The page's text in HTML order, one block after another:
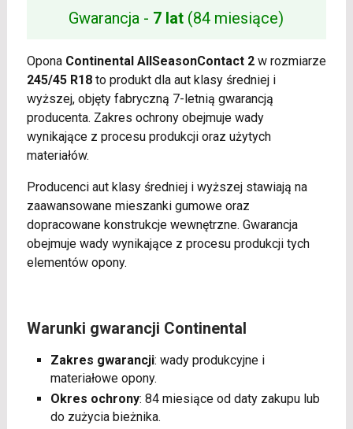
Gwarancja - 7 lat (84 miesiące)
Opona Continental AllSeasonContact 2w rozmiarze
245/45 R18to produkt dla aut klasy średniej i
wyższej, objęty fabryczną 7-letnią gwarancją
producenta. Zakres ochrony obejmuje wady
wynikające z procesu produkcji oraz użytych
materiałów.
Producenci aut klasy średniej i wyższej stawiają na
zaawansowane mieszanki gumowe oraz
dopracowane konstrukcje wewnętrzne. Gwarancja
obejmuje wady wynikające z procesu produkcji tych
elementów opony.
Warunki gwarancji Continental
Zakres gwarancji: wady produkcyjne i
materiałowe opony.
Okres ochrony: 84 miesiące od daty zakupu lub
do zużycia bieżnika.